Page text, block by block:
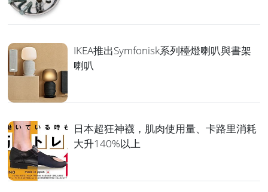
IKEA推出Symfonisk系列檯燈喇叭與書架
喇叭
日本超狂神襪，肌肉使用量、卡路里消耗
大升140%以上